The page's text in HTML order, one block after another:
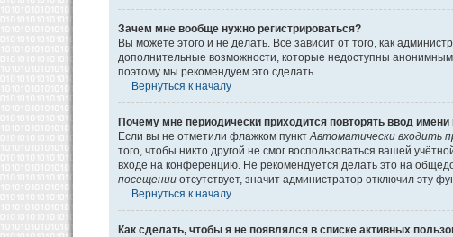
Зачем мне вообще нужно регистрироваться?
Вы можете этого и не делать. Всё зависит от того, как
дополнительные возможности, которые недоступны анонимным
поэтому мы рекомендуем это сделать.
Вернуться к началу
Почему мне периодически приходится повторять ввод имени
Если вы не отметили флажком пунктАвтоматически входить
того, чтобы никто другой не смог воспользоваться вашей
входе на конференцию. Не рекомендуется делать это на
посещении отсутствует, значит администратор отключил эту
Вернуться к началу
Как сделать, чтобы я не появлялся в списке активных